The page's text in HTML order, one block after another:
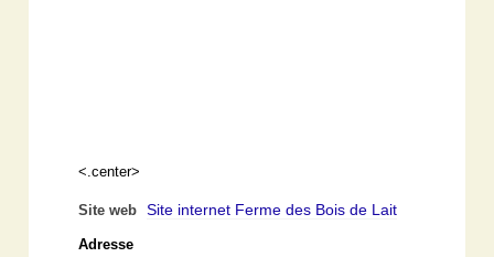
<.center>
Site web Site internet Ferme des Bois de Lait
Adresse